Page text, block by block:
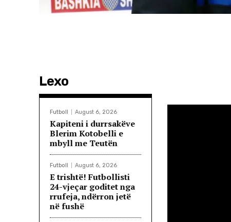
Lexo
Futboll August 6, 2026
Kapiteni i durrsakëve
Blerim Kotobelli e
mbyll me Teutën
Futboll August 6, 2026
E trishtë! Futbollisti
24-vjeçar goditet nga
rrufeja, ndërron jetë
në fushë